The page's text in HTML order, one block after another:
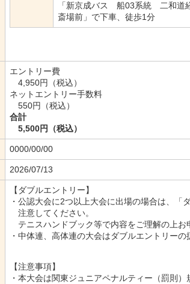
「新京成バス 船03系統 二和道
斎場前」で下車、徒歩1分
エントリー費
4,950円（税込）
ネットエントリー手数料
550円（税込）
合計
5,500円（税込）
0000/00/00
2026/07/13
【ダブルエントリー】
・公認大会に2つ以上大会に出場の場合は、「
注意してください。
テニスハンドブック等で内容をご理解の上お
・中体連、高体連の大会はダブルエントリーの
【注意事項】
・本大会は関東ジュニアペナルティー（罰則）